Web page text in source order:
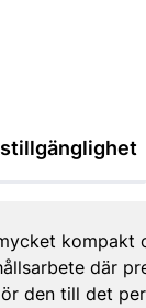
där
den till det